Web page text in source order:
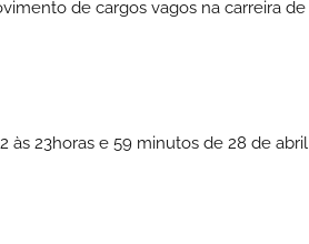
de cargos vagos na carreira de
às 23horas e 59 minutos de 28 de abril